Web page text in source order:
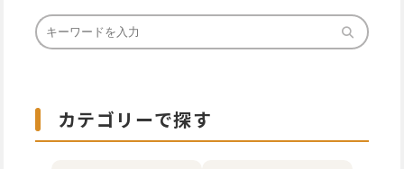
カテゴリーで探す